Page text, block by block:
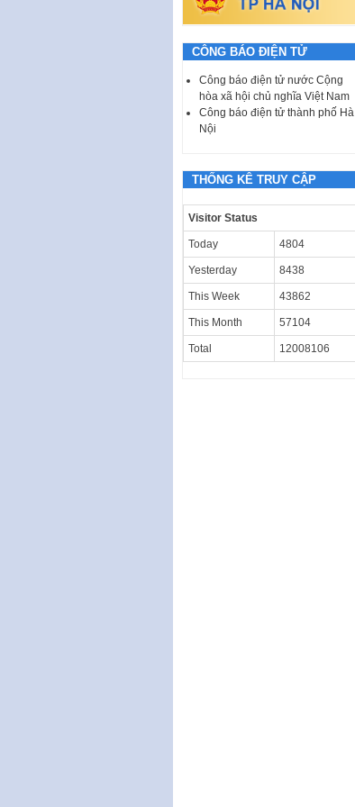
CÔNG BÁO ĐIỆN TỬ
Công báo điện tử nước Cộng
hòa xã hội chủ nghĩa Việt Nam
Công báo điện tử thành phố Hà
Nội
THỐNG KÊ TRUY CẬP
Visitor Status
Today 4804
Yesterday 8438
This Week 43862
This Month 57104
Total 12008106